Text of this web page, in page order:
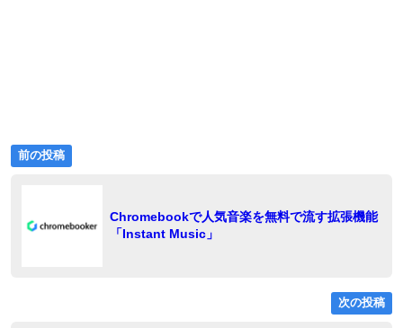
投
ナ
前の投稿
の
Chromebookで人気音楽を無料で流す拡張機能
「Instant Music」
次の投稿